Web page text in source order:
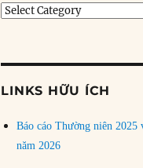
Tìm
LINKS HỮU ÍCH
Báo cáo Thường niên
năm 2026